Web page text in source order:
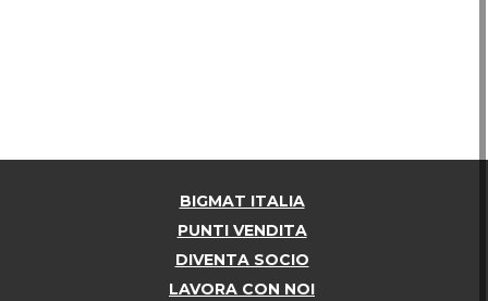
BIGMAT ITALIA
PUNTI VENDITA
DIVENTA SOCIO
LAVORA CON NOI